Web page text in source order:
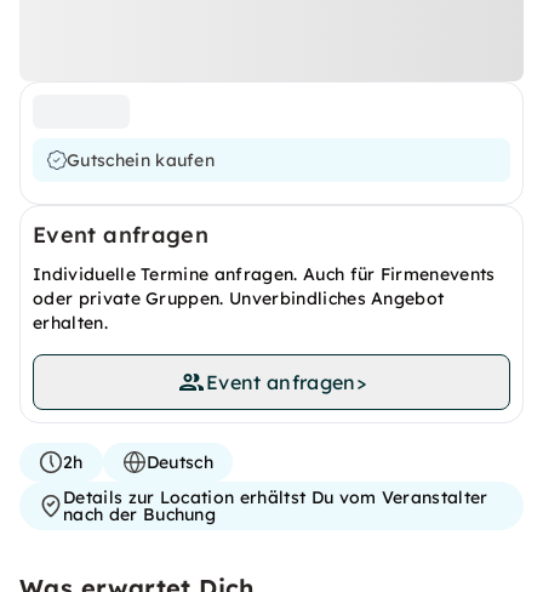
Gutschein kaufen
Event anfragen
Individuelle Termine anfragen. Auch für Firmenevents
oder private Gruppen. Unverbindliches Angebot
erhalten.
Event anfragen>
2h
Deutsch
Details zur Location erhältst Du vom Veranstalter
nach der Buchung